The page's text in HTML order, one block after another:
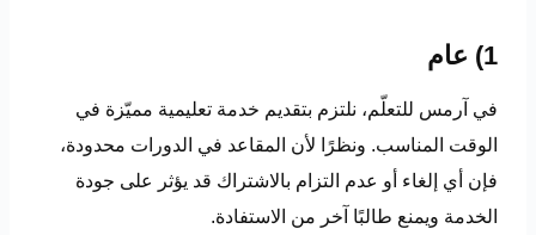
1) عام
في آرمس للتعلّم، نلتزم بتقديم خدمة تعليمية مميّزة في
الوقت المناسب. ونظرًا لأن المقاعد في الدورات محدودة،
فإن أي إلغاء أو عدم التزام بالاشتراك قد يؤثر على جودة
الخدمة ويمنع طالبًا آخر من الاستفادة.